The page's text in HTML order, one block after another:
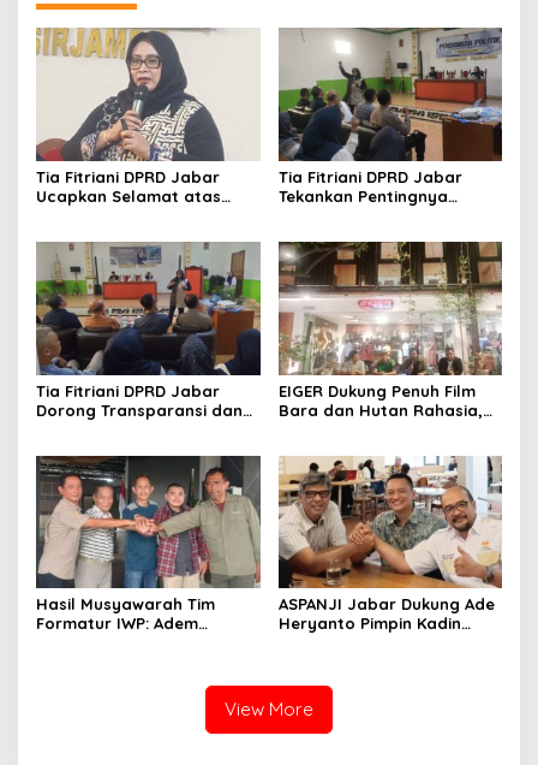
Tia Fitriani DPRD Jabar
Ucapkan Selamat atas
Ketua IWP Jabar
Tia Fitriani DPRD Jabar
Tekankan Pentingnya
Kabupaten Bandung
Tia Fitriani DPRD Jabar
Dorong Transparansi dan
Tingkat Desa
EIGER Dukung Penuh Film
Bara dan Hutan Rahasia,
Hasil Musyawarah Tim
Formatur IWP: Adem
ASPANJI Jabar Dukung Ade
Heryanto Pimpin Kadin
View More